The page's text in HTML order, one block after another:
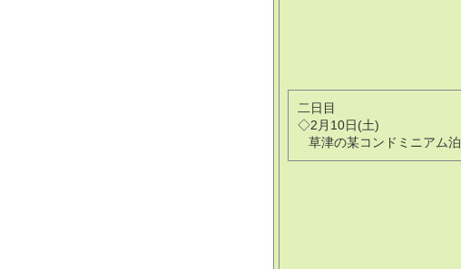
二日目
◇2月10日(土)
草津の某コンドミニアム泊